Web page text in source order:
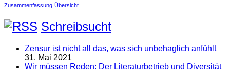
Zusammenfassung Übersicht
Schreibsucht
Zensur ist nicht all das, was sich unbehaglich anfühlt
31. Mai 2021
Wir müssen Reden: Der Literaturbetrieb und Diversität